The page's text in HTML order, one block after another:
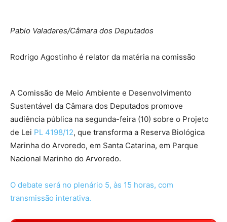
Pablo Valadares/Câmara dos Deputados
Rodrigo Agostinho é relator da matéria na comissão
A Comissão de Meio Ambiente e Desenvolvimento
Sustentável da Câmara dos Deputados promove
audiência pública na segunda-feira (10) sobre o Projeto
de Lei PL 4198/12, que transforma a Reserva Biológica
Marinha do Arvoredo, em Santa Catarina, em Parque
Nacional Marinho do Arvoredo.
O debate será no plenário 5, às 15 horas, com
transmissão interativa.